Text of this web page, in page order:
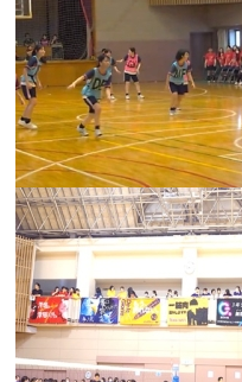
アクセス
お問い合わせ